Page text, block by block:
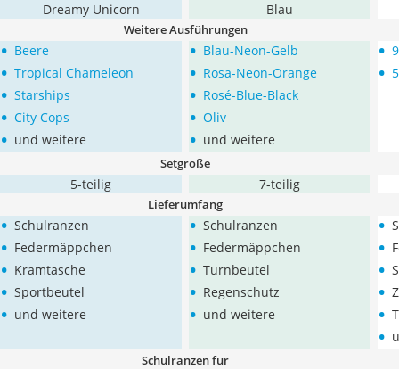
Dreamy Unicorn Blau
Weitere Ausführungen
• Beere
• Tropical Chameleon
• Starships
• City Cops
• und weitere
• Blau-Neon-Gelb
• Rosa-Neon-Orange
• Rosé-Blue-Black
• Oliv
• und weitere
•
•
Setgröße
5-teilig 7-teilig
Lieferumfang
• Schulranzen
• Federmäppchen
• Kramtasche
• Sportbeutel
• und weitere
• Schulranzen
• Federmäppchen
• Turnbeutel
• Regenschutz
• und weitere
•
•
•
•
•
•
Schulranzen für